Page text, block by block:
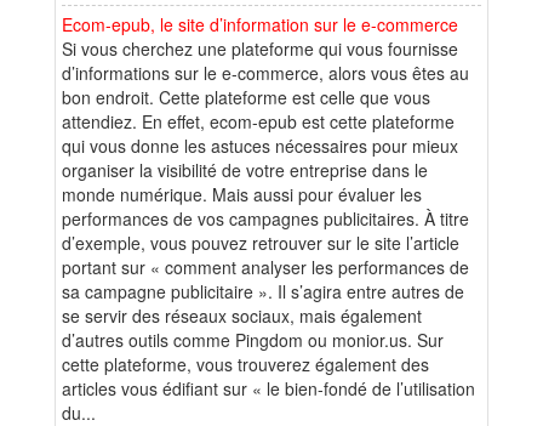
Ecom-epub, le site d’information sur le e-commerce
Si vous cherchez une plateforme qui vous fournisse
d’informations sur le e-commerce, alors vous êtes au
bon endroit. Cette plateforme est celle que vous
attendiez. En effet, ecom-epub est cette plateforme
qui vous donne les astuces nécessaires pour mieux
organiser la visibilité de votre entreprise dans le
monde numérique. Mais aussi pour évaluer les
performances de vos campagnes publicitaires. À titre
d’exemple, vous pouvez retrouver sur le site l’article
portant sur « comment analyser les performances de
sa campagne publicitaire ». Il s’agira entre autres de
se servir des réseaux sociaux, mais également
d’autres outils comme Pingdom ou monior.us. Sur
cette plateforme, vous trouverez également des
articles vous édifiant sur « le bien-fondé de l’utilisation
du...